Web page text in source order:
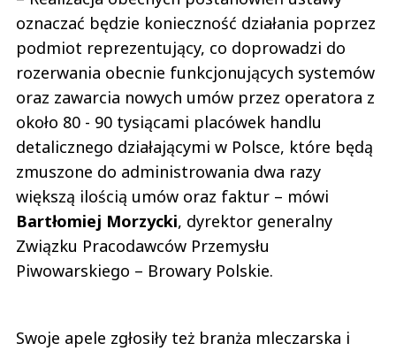
oznaczać będzie konieczność działania poprzez
podmiot reprezentujący, co doprowadzi do
rozerwania obecnie funkcjonujących systemów
oraz zawarcia nowych umów przez operatora z
około 80 - 90 tysiącami placówek handlu
detalicznego działającymi w Polsce, które będą
zmuszone do administrowania dwa razy
większą ilością umów oraz faktur – mówi
Bartłomiej Morzycki, dyrektor generalny
Związku Pracodawców Przemysłu
Piwowarskiego – Browary Polskie.
Swoje apele zgłosiły też branża mleczarska i